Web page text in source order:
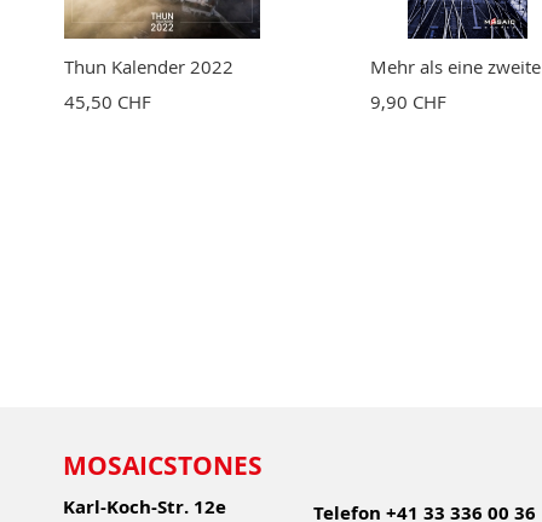
Thun Kalender 2022
45,50 CHF
Mehr als eine
9,90 CHF
MOSAICSTONES
Karl-Koch-Str. 12e
Telefon +41 33 336 00 36